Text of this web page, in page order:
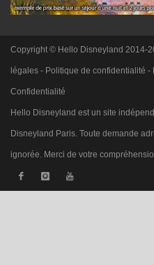
Copyright © Hello Disneyland 2014-
légales - Politique de confidentialité -
Confidentialité
Hello Disneyland est un site
Disneyland Paris. Toute demande
ignorée. Merci de votre